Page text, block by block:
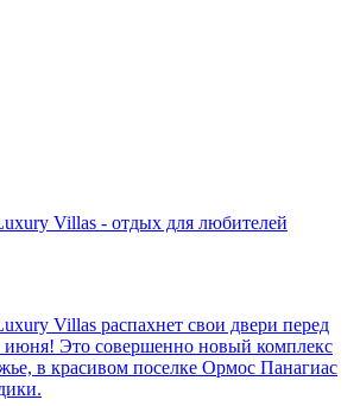
Villas - отдых для любителей
Villas распахнет свои двери перед
июня! Это совершенно новый комплекс
в красивом поселке Ормос Панагиас